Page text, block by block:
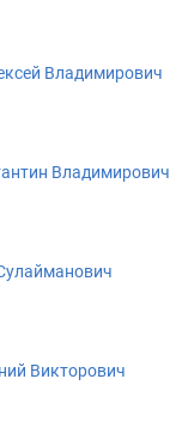
Владимирович
Владимирович
Викторович